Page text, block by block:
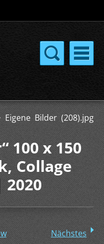
Eigene Bilder (208).jpg
100 x 150
Collage
Nächstes